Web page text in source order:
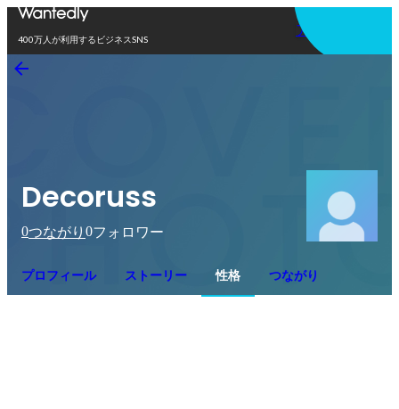
400万人が利用するビジネスSNS
アプリを使う
Decoruss
0つながり 0フォロワー
プロフィール ストーリー 性格 つながり